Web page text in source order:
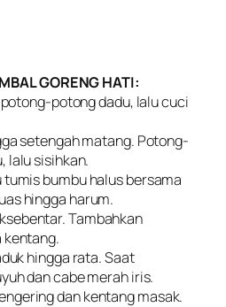
GORENG HATI:
potong-potong dadu, lalu cuci
setengah matang. Potong-
lalu sisihkan.
bumbu halus bersama
hingga harum.
Tambahkan
hingga rata. Saat
dan cabe merah iris.
dan kentang masak.